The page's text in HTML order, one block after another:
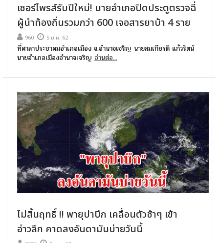
เซอร์ไพรส์รับปีใหม่! นายอำเภอปิดประตูตรวจฉี่
ผู้นำท้องถิ่นรวมกว่า 600 เจอสารยาบ้า 4 ราย
960 5 ม.ค. 62
ที่ศาลาประชาคมอำเภอเมือง จ.อำนาจเจริญ นายสมเกียรติ แก้วรัตน์
นายอำเภอเมืองอำนาจเจริญ อ่านต่อ...
ไม่สิ้นฤทธิ์ !! พายุปาบึก เคลื่อนตัวช้าๆ เข้า
อ่าวลึก คาดลงอันดามันบ่ายวันนี้